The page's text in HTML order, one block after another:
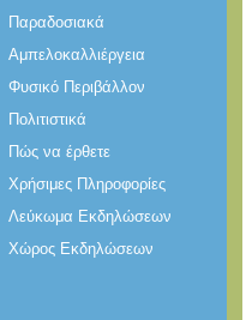
Παραδοσιακά
Αμπελοκαλλιέργεια
Φυσικό Περιβάλλον
Πολιτιστικά
Πώς να έρθετε
Χρήσιμες Πληροφορίες
Λεύκωμα Εκδηλώσεων
Χώρος Εκδηλώσεων